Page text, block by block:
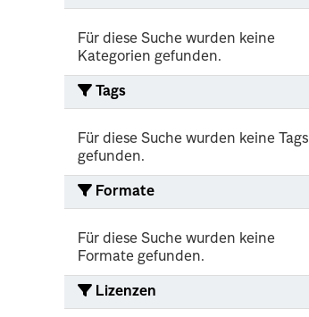
Für diese Suche wurden keine
Kategorien gefunden.
Tags
Für diese Suche wurden keine Tags
gefunden.
Formate
Für diese Suche wurden keine
Formate gefunden.
Lizenzen